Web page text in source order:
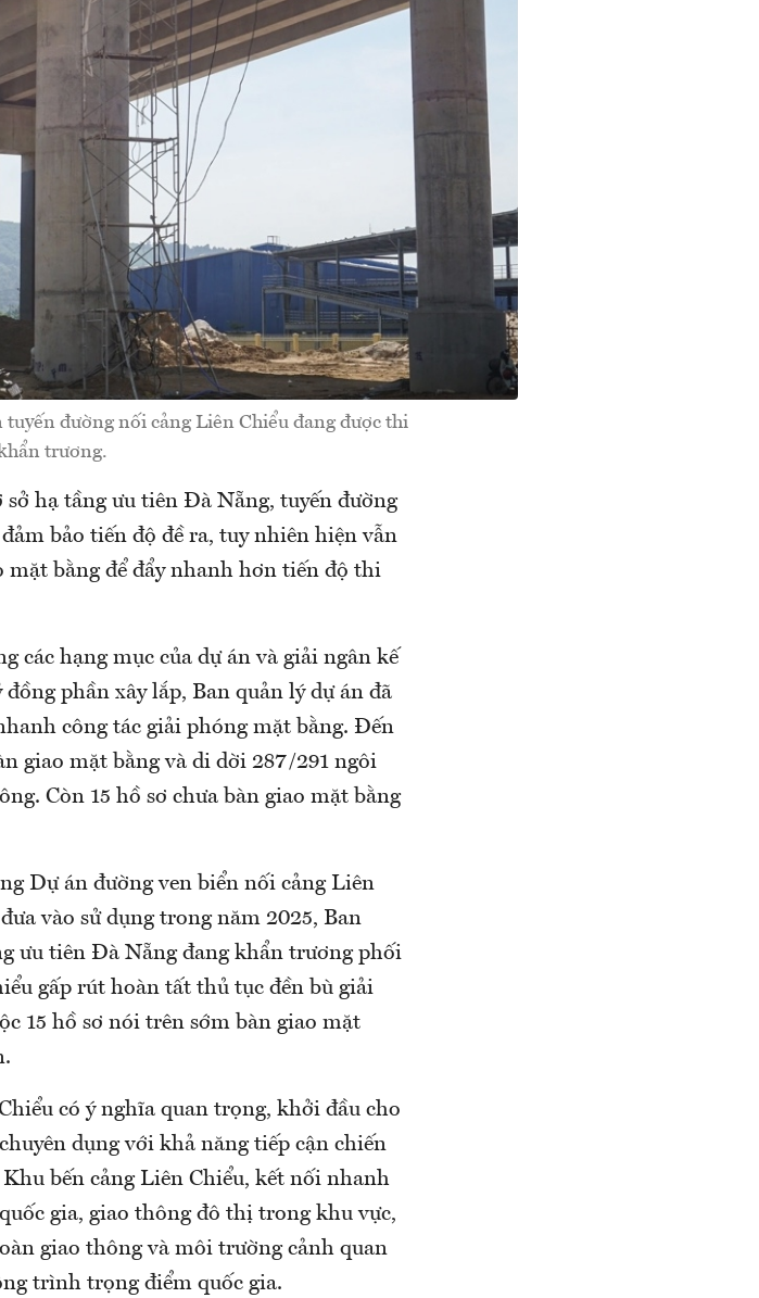
đường nối cảng Liên Chiểu đang được thi
trương.
sở hạ tầng ưu tiên Đà Nẵng, tuyến đường
bảo tiến độ đề ra, tuy nhiên hiện vẫn
bằng để đẩy nhanh hơn tiến độ thi
các hạng mục của dự án và giải ngân kế
phần xây lắp, Ban quản lý dự án đã
công tác giải phóng mặt bằng. Đến
giao mặt bằng và di dời 287/291 ngôi
Còn 15 hồ sơ chưa bàn giao mặt bằng
Dự án đường ven biển nối cảng Liên
vào sử dụng trong năm 2025, Ban
ưu tiên Đà Nẵng đang khẩn trương phối
gấp rút hoàn tất thủ tục đền bù giải
15 hồ sơ nói trên sớm bàn giao mặt
có ý nghĩa quan trọng, khởi đầu cho
dụng với khả năng tiếp cận chiến
bến cảng Liên Chiểu, kết nối nhanh
gia, giao thông đô thị trong khu vực,
giao thông và môi trường cảnh quan
trình trọng điểm quốc gia.